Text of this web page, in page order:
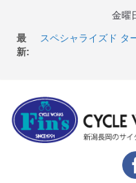
金曜
最
新:
店頭のセールバイク
スペシャライズド タ
8月1・2日
LAZER 最高峰ヘルメ
店頭のセールバイク
【 重要 】お支払い
ムと、入荷してきま